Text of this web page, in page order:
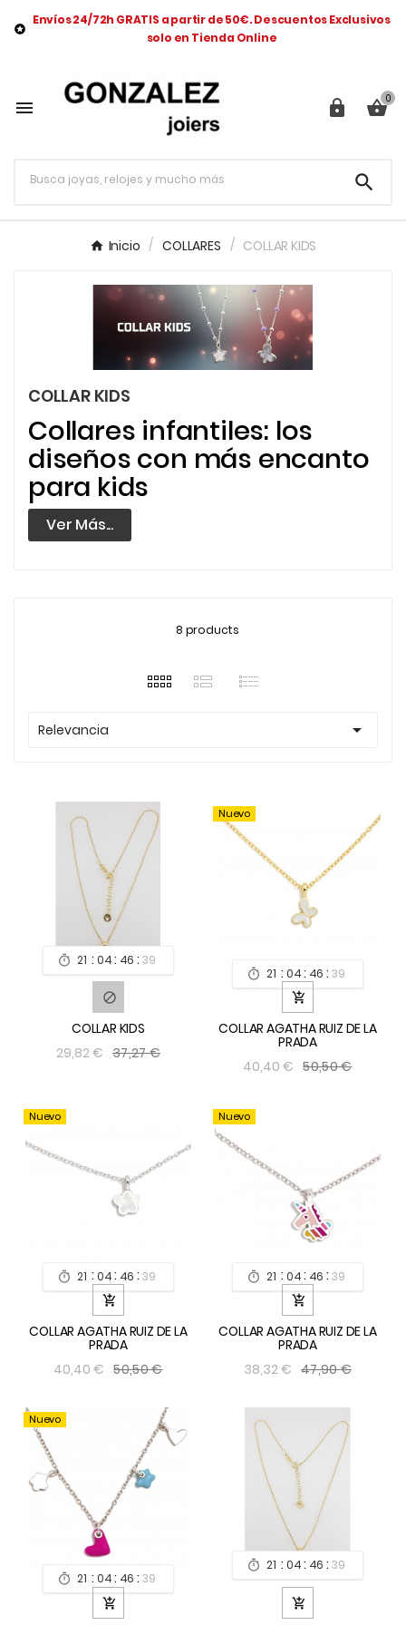

Envíos 24/72h GRATIS a partir de 50€. Descuentos Exclusivos
solo en Tienda Online
  0

Inicio COLLARES COLLAR KIDS
COLLAR KIDS
Collares infantiles: los
diseños con más encanto
para kids
Ver Más...
8 products
Relevancia 
 21 : 04: 46 : 39

COLLAR KIDS
29,82 € 37,27 €
Nuevo
 21 : 04: 46 : 39

COLLAR AGATHA RUIZ DE LA
PRADA
40,40 € 50,50 €
Nuevo
 21 : 04: 46 : 39

COLLAR AGATHA RUIZ DE LA
PRADA
40,40 € 50,50 €
Nuevo
 21 : 04: 46 : 39

COLLAR AGATHA RUIZ DE LA
PRADA
38,32 € 47,90 €
Nuevo
 21 : 04: 46 : 39

 21 : 04: 46 : 39
